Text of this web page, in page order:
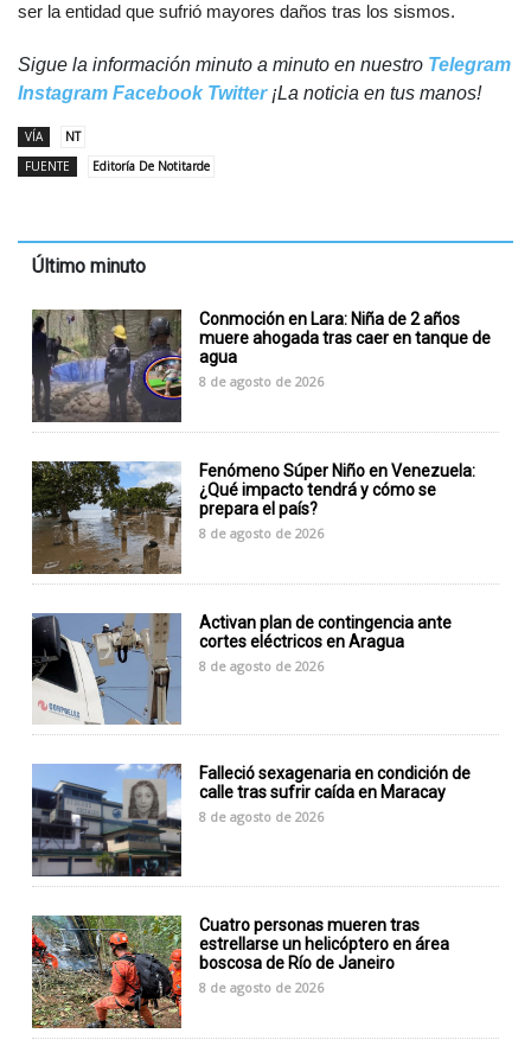
ser la entidad que sufrió mayores daños tras los sismos.
Sigue la información minuto a minuto en nuestro Telegram
Instagram Facebook Twitter¡La noticia en tus manos!
VÍA
NT
FUENTE
Editoría De Notitarde
Último minuto
Conmoción en Lara: Niña de 2 años
muere ahogada tras caer en tanque de
agua
8 de agosto de 2026
Fenómeno Súper Niño en Venezuela:
¿Qué impacto tendrá y cómo se
prepara el país?
8 de agosto de 2026
Activan plan de contingencia ante
cortes eléctricos en Aragua
8 de agosto de 2026
Falleció sexagenaria en condición de
calle tras sufrir caída en Maracay
8 de agosto de 2026
Cuatro personas mueren tras
estrellarse un helicóptero en área
boscosa de Río de Janeiro
8 de agosto de 2026